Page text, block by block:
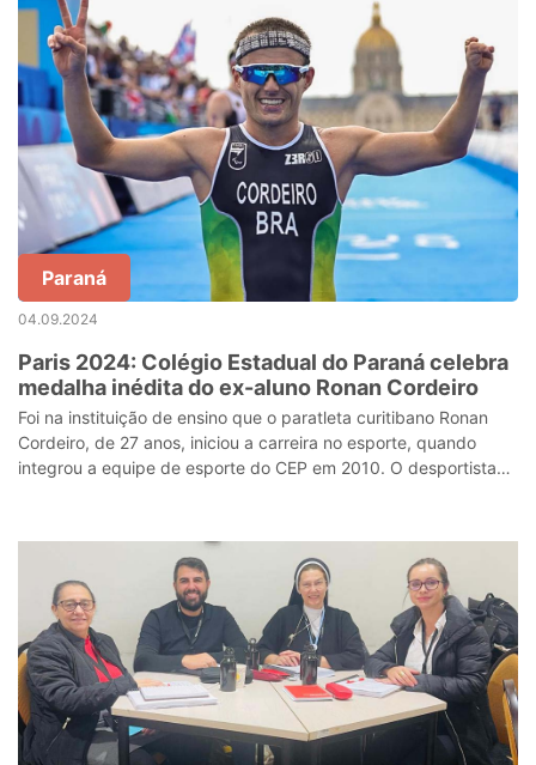
Paraná
04.09.2024
Paris 2024: Colégio Estadual do Paraná celebra
medalha inédita do ex-aluno Ronan Cordeiro
Foi na instituição de ensino que o paratleta curitibano Ronan
Cordeiro, de 27 anos, iniciou a carreira no esporte, quando
integrou a equipe de esporte do CEP em 2010. O desportista